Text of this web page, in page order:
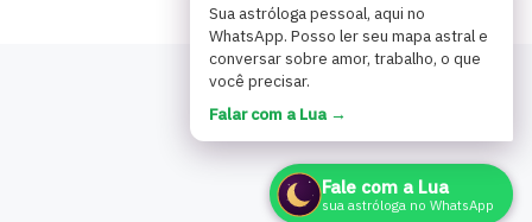
Sua astróloga pessoal, aqui no
WhatsApp. Posso ler seu mapa astral e
conversar sobre amor, trabalho, o que
você precisar.
Falar com a Lua →
Fale com a Lua
sua astróloga no WhatsApp